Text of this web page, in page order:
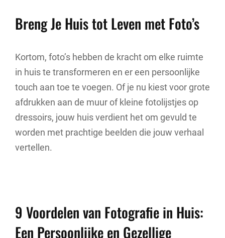
Breng Je Huis tot Leven met Foto’s
Kortom, foto’s hebben de kracht om elke ruimte
in huis te transformeren en er een persoonlijke
touch aan toe te voegen. Of je nu kiest voor grote
afdrukken aan de muur of kleine fotolijstjes op
dressoirs, jouw huis verdient het om gevuld te
worden met prachtige beelden die jouw verhaal
vertellen.
9 Voordelen van Fotografie in Huis:
Een Persoonlijke en Gezellige